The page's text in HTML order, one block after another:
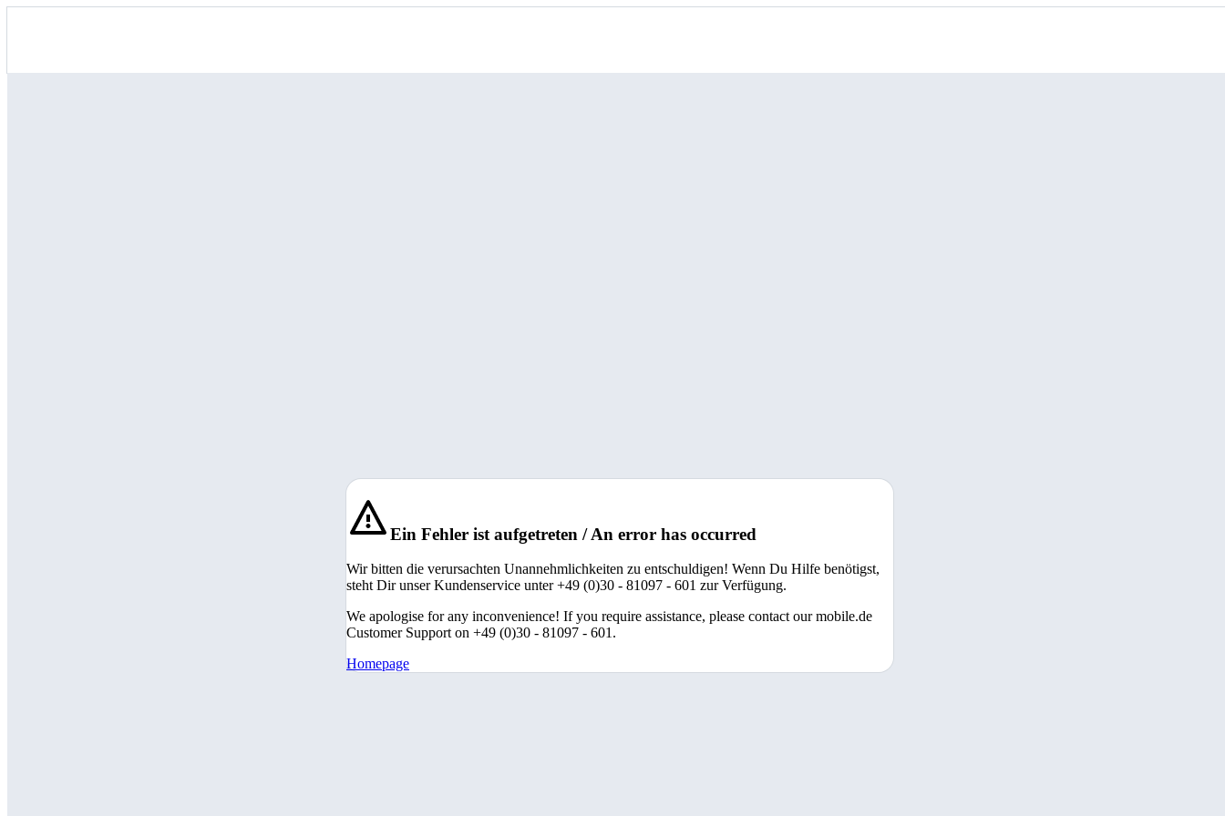
Ein Fehler ist aufgetreten / An error has occurred
Wir bitten die verursachten Unannehmlichkeiten zu entschuldigen! Wenn Du Hilfe benötigst,
steht Dir unser Kundenservice unter +49 (0)30 - 81097 - 601 zur Verfügung.
We apologise for any inconvenience! If you require assistance, please contact our mobile.de
Customer Support on +49 (0)30 - 81097 - 601.
Homepage